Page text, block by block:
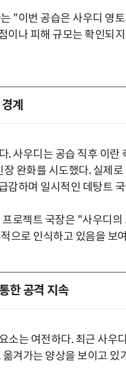
"이번 공습은 사우디 영
이나 피해 규모는 확인되
계
. 사우디는 공습 직후 이
완화를 시도했다. 실제
감하며 일시적인 데탕트
로젝트 국장은 "사우디
으로 인식하고 있음을 보
한 공격 지속
소는 여전하다. 최근 사우
겨가는 양상을 보이고 있